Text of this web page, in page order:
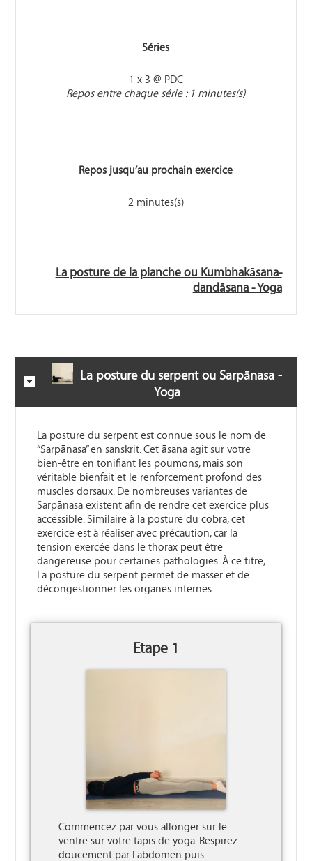
Séries
1 x 3 @ PDC
Repos entre chaque série : 1 minutes(s)
Repos jusqu’au prochain exercice
2 minutes(s)
La posture de la planche ou Kumbhakāsana-
dandāsana - Yoga
La posture du serpent ou Sarpānasa -
Yoga
La posture du serpent est connue sous le nom de
“Sarpānasa” en sanskrit. Cet āsana agit sur votre
bien-être en tonifiant les poumons, mais son
véritable bienfait et le renforcement profond des
muscles dorsaux. De nombreuses variantes de
Sarpānasa existent afin de rendre cet exercice plus
accessible. Similaire à la posture du cobra, cet
exercice est à réaliser avec précaution, car la
tension exercée dans le thorax peut être
dangereuse pour certaines pathologies. À ce titre,
La posture du serpent permet de masser et de
décongestionner les organes internes.
Etape 1
Commencez par vous allonger sur le
ventre sur votre tapis de yoga. Respirez
doucement par l'abdomen puis